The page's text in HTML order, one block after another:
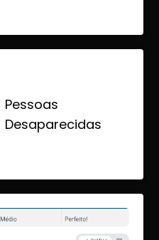
Pessoas
Desaparecidas